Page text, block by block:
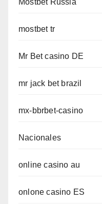
Mostbet Russia
mostbet tr
Mr Bet casino DE
mr jack bet brazil
mx-bbrbet-casino
Nacionales
online casino au
onlone casino ES